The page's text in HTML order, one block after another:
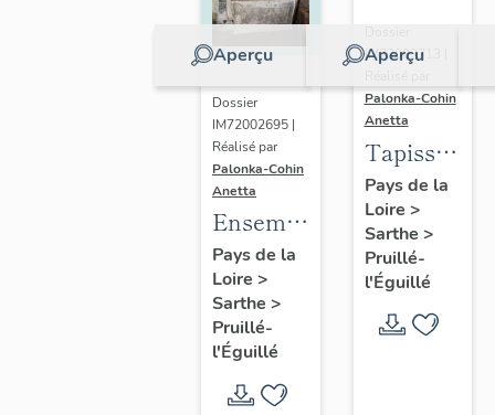
Aperçu
Dossier
IM72002695 |
Réalisé par
Palonka-Cohin
Anetta
Ensemble
de 2
retables
de saint
Sébastien
et de
saint
Pays de la
Loire >
Sarthe >
Pruillé-
l'Éguillé
Aperçu
IM72002713 |
Palonka-Cohin
Anetta
Tapisserie :
Prise de
Damiette
par saint
Louis
Pays de la
Loire >
Sarthe >
Pruillé-
l'Éguillé